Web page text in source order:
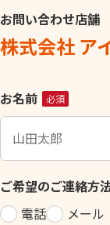
お問い合わせ店舗
株式会社 ア
こ
の
ィ
ー
ル
ド
お名前 必須
ご希望のご連絡方
電話
メール